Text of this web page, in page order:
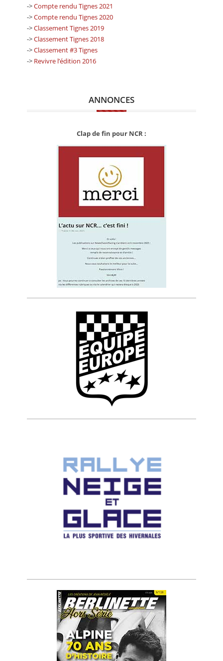
->Compte rendu Tignes 2021
->Compte rendu Tignes 2020
->Classement Tignes 2019
->Classement Tignes 2018
->Classement #3 Tignes
-> Revivre l’édition 2016
ANNONCES
Clap de fin pour NCR :